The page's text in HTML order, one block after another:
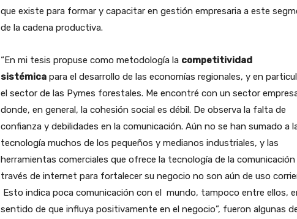
que existe para formar y capacitar en gestión empresaria a este
de la cadena productiva.
“En mi tesis propuse como metodología la competitividad
sistémicapara el desarrollo de las economías regionales, y en
el sector de las Pymes forestales. Me encontré con un sector
donde, en general, la cohesión social es débil. De observa la falta de
confianza y debilidades en la comunicación. Aún no se han sumado a
tecnología muchos de los pequeños y medianos industriales, y las
herramientas comerciales que ofrece la tecnología de la comunicación
través de internet para fortalecer su negocio no son aún de uso
Esto indica poca comunicación con el mundo, tampoco entre ellos,
sentido de que influya positivamente en el negocio”, fueron algunas